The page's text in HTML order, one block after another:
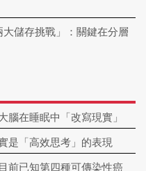
儲存挑戰」：關鍵在分層
腦在睡眠中「改寫現實」
是「高效思考」的表現
前已知第四種可傳染性癌